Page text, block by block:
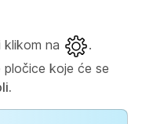
na
.
koje će se